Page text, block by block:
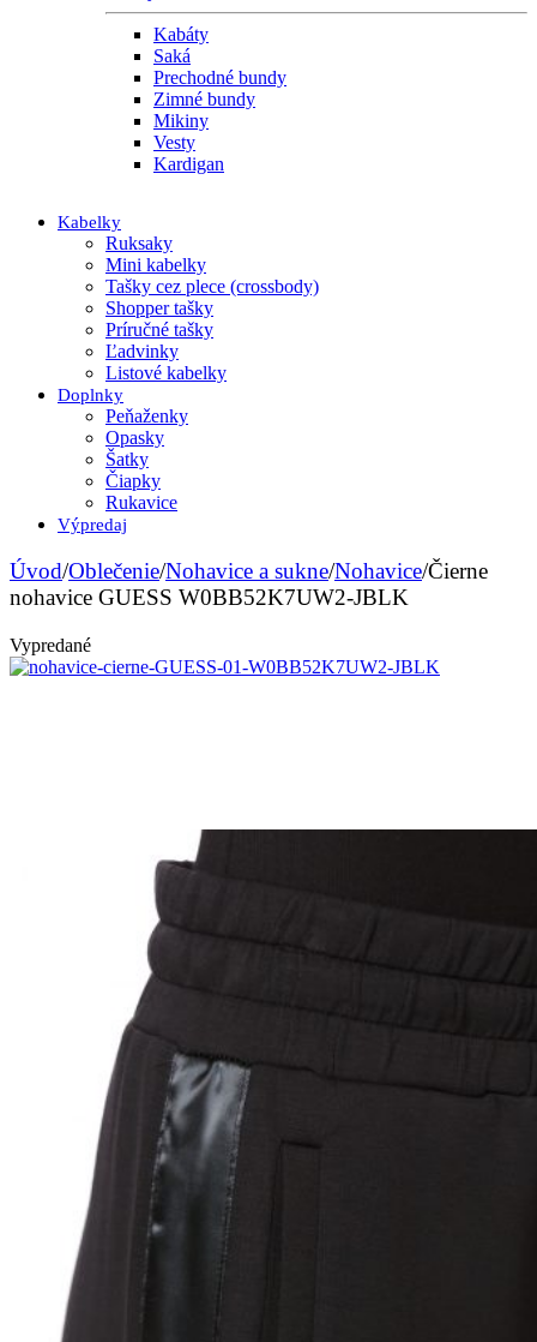
Kabáty
Saká
Prechodné bundy
Zimné bundy
Mikiny
Vesty
Kardigan
Kabelky
Ruksaky
Mini kabelky
Tašky cez plece (crossbody)
Shopper tašky
Príručné tašky
Ľadvinky
Listové kabelky
Doplnky
Peňaženky
Opasky
Šatky
Čiapky
Rukavice
Výpredaj
Úvod/Oblečenie/Nohavice a sukne/Nohavice/Čierne
nohavice GUESS W0BB52K7UW2-JBLK
Vypredané